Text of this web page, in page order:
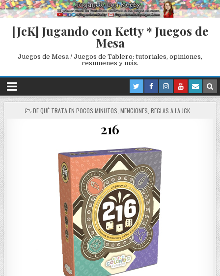
[JcK] Jugando con Ketty * Juegos de
Mesa
Juegos de Mesa / Juegos de Tablero: tutoriales, opiniones,
resumenes y más.
P
DE QUÉ TRATA EN POCOS MINUTOS MENCIONES REGLAS A LA JCK
216